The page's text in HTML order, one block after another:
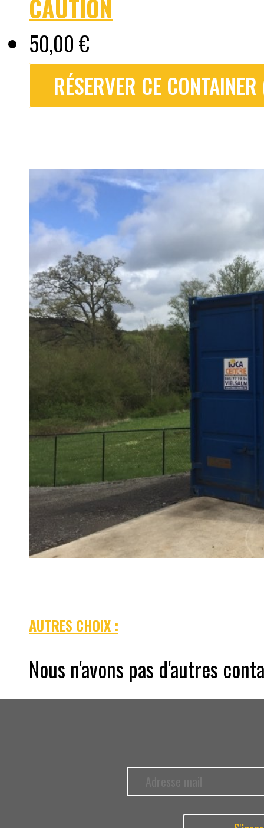
CAUTION
50,00 €
RÉSERVER CE
AUTRES CHOIX :
Nous n'avons pas d'autres